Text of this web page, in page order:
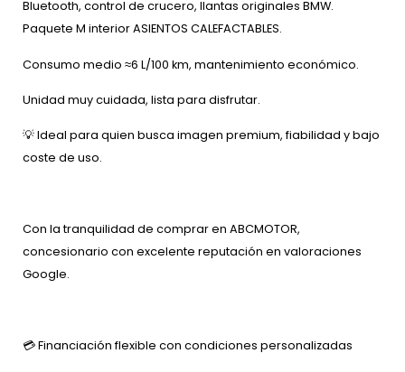
Bluetooth, control de crucero, llantas originales BMW.
Paquete M interior ASIENTOS CALEFACTABLES.
Consumo medio ≈6 L/100 km, mantenimiento económico.
Unidad muy cuidada, lista para disfrutar.
💡 Ideal para quien busca imagen premium, fiabilidad y bajo
coste de uso.
Con la tranquilidad de comprar en ABCMOTOR,
concesionario con excelente reputación en valoraciones
Google.
💳 Financiación flexible con condiciones personalizadas